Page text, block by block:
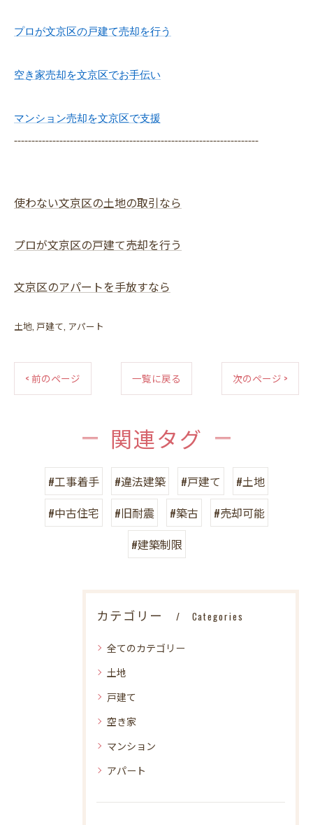
プロが文京区の戸建て売却を行う
空き家売却を文京区でお手伝い
マンション売却を文京区で支援
----------------------------------------------------------------------
使わない文京区の土地の取引なら
プロが文京区の戸建て売却を行う
文京区のアパートを手放すなら
土地 戸建て アパート
< 前のページ 一覧に戻る 次のページ >
関連タグ
#工事着手 #違法建築 #戸建て
#土地
#中古住宅
#旧耐震 #築古
#売却可能
#建築制限
カテゴリー Categories
全てのカテゴリー
土地
戸建て
空き家
マンション
アパート